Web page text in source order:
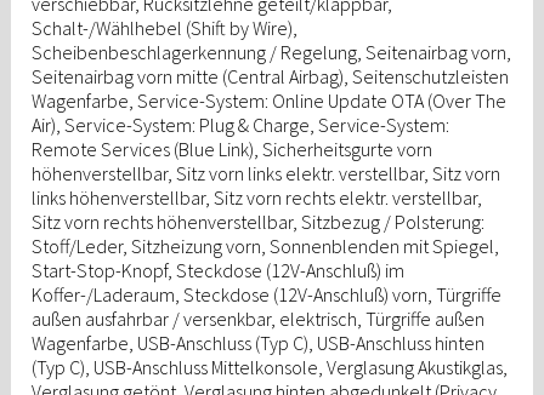
Schalt-/Wählhebel (Shift by Wire),
Scheibenbeschlagerkennung / Regelung, Seitenairbag vorn,
Seitenairbag vorn mitte (Central Airbag), Seitenschutzleisten
Wagenfarbe, Service-System: Online Update OTA (Over The
Air), Service-System: Plug & Charge, Service-System:
Remote Services (Blue Link), Sicherheitsgurte vorn
höhenverstellbar, Sitz vorn links elektr. verstellbar, Sitz vorn
links höhenverstellbar, Sitz vorn rechts elektr. verstellbar,
Sitz vorn rechts höhenverstellbar, Sitzbezug / Polsterung:
Stoff/Leder, Sitzheizung vorn, Sonnenblenden mit Spiegel,
Start-Stop-Knopf, Steckdose (12V-Anschluß) im
Koffer-/Laderaum, Steckdose (12V-Anschluß) vorn, Türgriffe
außen ausfahrbar / versenkbar, elektrisch, Türgriffe außen
Wagenfarbe, USB-Anschluss (Typ C), USB-Anschluss hinten
(Typ C), USB-Anschluss Mittelkonsole, Verglasung Akustikglas,